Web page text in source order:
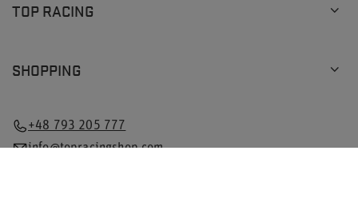
TOP RACING
SHOPPING
+48 793 205 777
info@topracingshop.com